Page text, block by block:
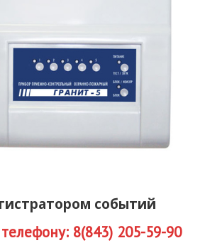
событий
8(843) 205-59-90